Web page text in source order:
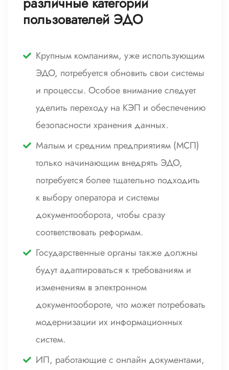
пользователей ЭДО
Крупным компаниям, уже использующим
ЭДО, потребуется обновить свои системы
и процессы. Особое внимание следует
уделить переходу на КЭП и обеспечению
безопасности хранения данных.
Малым и средним предприятиям (МСП)
только начинающим внедрять ЭДО,
потребуется более тщательно подходить
к выбору оператора и системы
документооборота, чтобы сразу
соответствовать реформам.
Государственные органы также должны
будут адаптироваться к требованиям и
изменениям в электронном
документообороте, что может потребовать
модернизации их информационных
систем.
ИП, работающие с онлайн документами,